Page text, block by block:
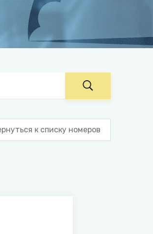
к списку номеров